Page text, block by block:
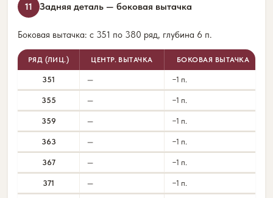
11 Задняя деталь — боковая вытачка
Боковая вытачка: с 351 по 380 ряд, глубина 6 п.
РЯД (ЛИЦ.) ЦЕНТР. ВЫТАЧКА БОКОВАЯ ВЫТАЧКА
351 — −1 п.
355 — −1 п.
359 — −1 п.
363 — −1 п.
367 — −1 п.
371 — −1 п.